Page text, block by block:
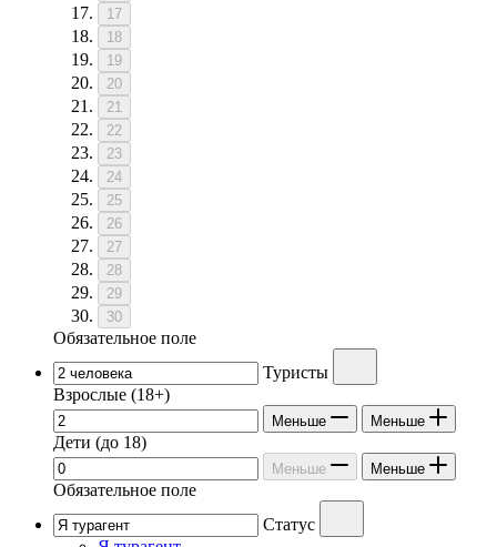
17
18
19
20
21
22
23
24
25
26
27
28
29
30
Обязательное поле
Туристы
Взрослые (18+)
Меньше Меньше
Дети (до 18)
Меньше Меньше
Обязательное поле
Статус